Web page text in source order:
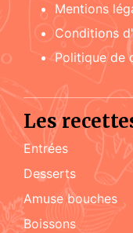
Mentions
Conditions
Politique de
Les
Entrées
Desserts
amuse bouches
boissons